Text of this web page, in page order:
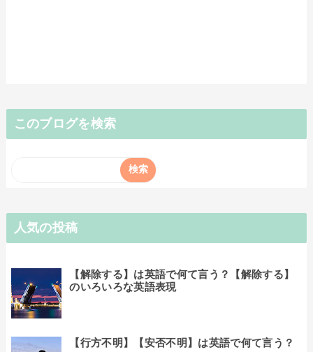
このブログを検索
人気の投稿
【解除する】は英語で何て言う？【解除する】
のいろいろな英語表現
【行方不明】【安否不明】は英語で何て言う？